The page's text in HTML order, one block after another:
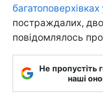
багатоповерхівках
постраждалих,
повідомлялось
Не пропустіть
наші